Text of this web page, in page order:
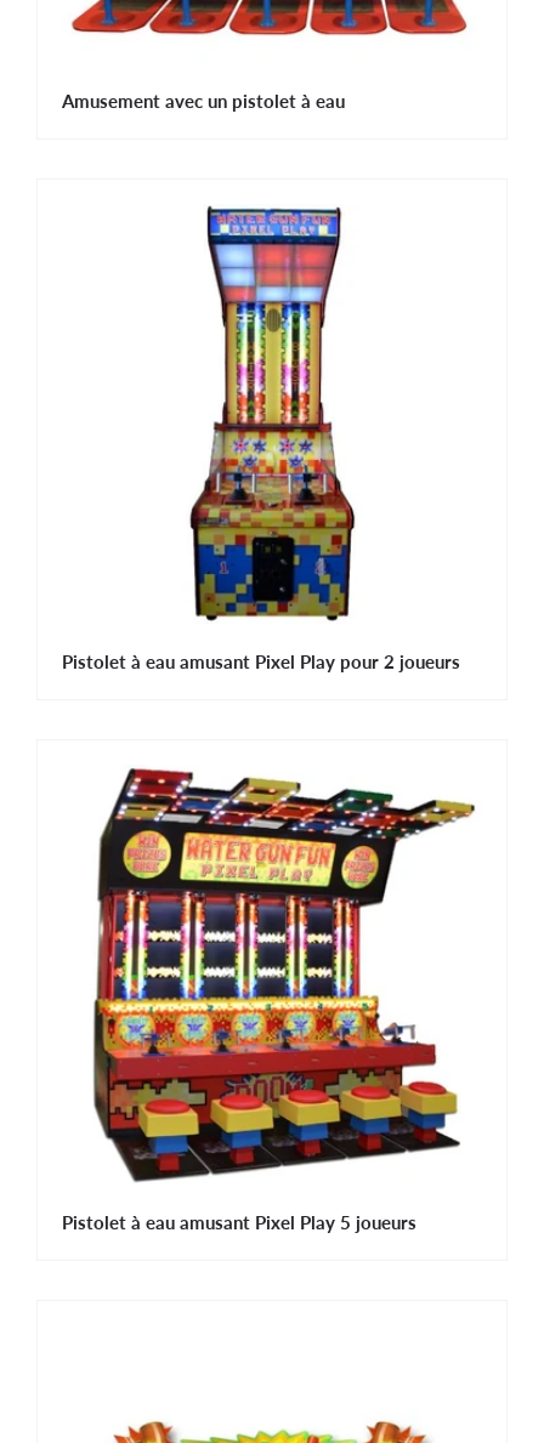
Amusement avec un pistolet à eau
Pistolet à eau amusant Pixel Play pour 2 joueurs
Pistolet à eau amusant Pixel Play 5 joueurs